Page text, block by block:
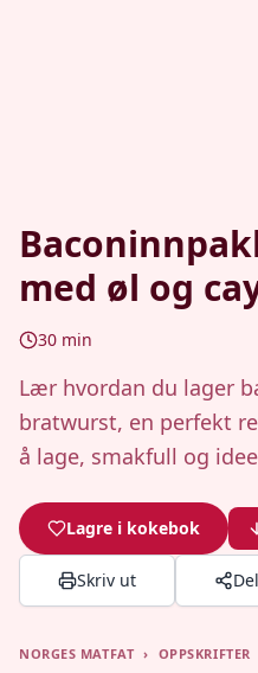
med øl og
30 min
Lær hvordan du lager
bratwurst, en perfekt
å lage, smakfull og
Lagre i kokebok
Skriv ut
NORGES MATFAT › OPPSKRIFTER